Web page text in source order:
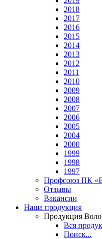
2018
2017
2016
2015
2014
2013
2012
2011
2010
2009
2008
2007
2006
2005
2004
2000
1999
1998
1997
Профсоюз ПК
Отзывы
Вакансии
Наша продукция
Продукция
Вся
Поиск...